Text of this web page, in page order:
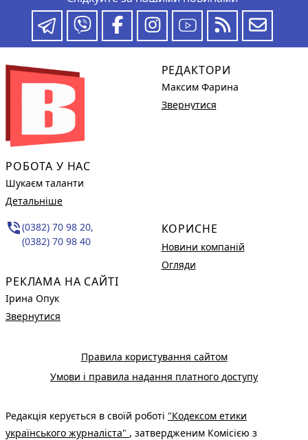
РОБОТА У НАС
Шукаєм таланти
Детальніше
phone_in_talk(0382) 70 98 20,
(0382) 70 98 40
РЕКЛАМА НА САЙТІ
Ірина Опук
Звернутися
РЕДАКТОРИ
Максим Фарина
Звернутися
КОРИСНЕ
Новини компаній
Огляди
Правила користування сайтом
Умови і правила надання платного доступу
Редакція керується в своїй роботі "Кодексом етики
українського журналіста" , затвердженим Комісією з